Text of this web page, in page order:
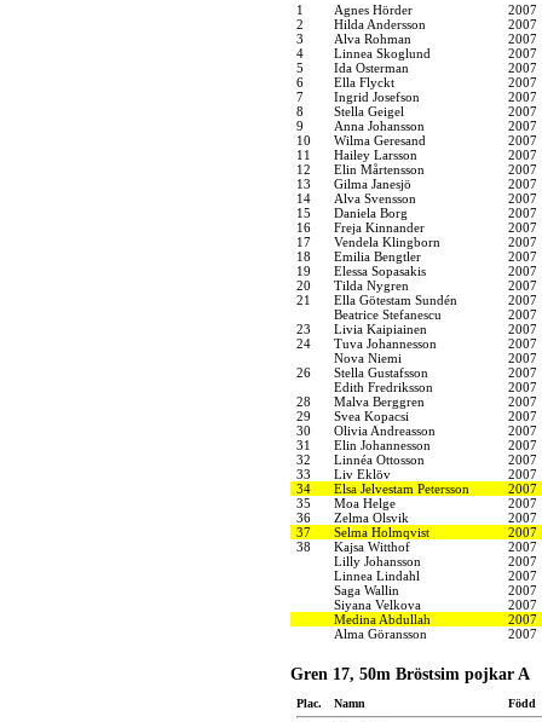
1 Agnes Hörder
2007
2
Hilda Andersson
2007
3
Alva Rohman
2007
4
Linnea Skoglund
2007
5
Ida Osterman
2007
6
Ella Flyckt
2007
7
Ingrid Josefson
2007
8
Stella Geigel
2007
9
Anna Johansson
2007
10
Wilma Geresand
2007
11
Hailey Larsson
2007
12
Elin Mårtensson
2007
13
Gilma Janesjö
2007
14
Alva Svensson
2007
15
Daniela Borg
2007
16
Freja Kinnander
2007
17
Vendela Klingborn
2007
18
Emilia Bengtler
2007
19
Elessa Sopasakis
2007
20
Tilda Nygren
2007
21
Ella Götestam Sundén
2007
Beatrice Stefanescu
2007
23
Livia Kaipiainen
2007
24
Tuva Johannesson
2007
Nova Niemi
2007
26
Stella Gustafsson
2007
Edith Fredriksson
2007
28
Malva Berggren
2007
29
Svea Kopacsi
2007
30
Olivia Andreasson
2007
31
Elin Johannesson
2007
32
Linnéa Ottosson
2007
33
Liv Eklöv
2007
34
Elsa Jelvestam Petersson
2007
35
Moa Helge
2007
36
Zelma Olsvik
2007
37
Selma Holmqvist
2007
38
Kajsa Witthof
2007
Lilly Johansson
2007
Linnea Lindahl
2007
Saga Wallin
2007
Siyana Velkova
2007
Medina Abdullah
2007
Alma Göransson
2007
Gren 17, 50m Bröstsim pojkar A
Plac. Namn Född